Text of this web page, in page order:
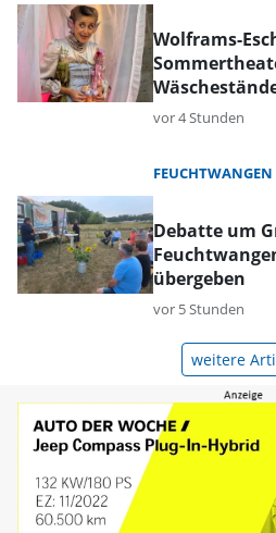
Wolframs-
vor 4 Stunden
FEUCHTWANGEN
Debatte um
übergeben
vor 5 Stunden
weitere